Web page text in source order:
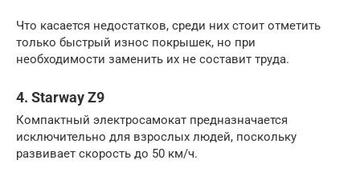
Что касается недостатков, среди них стоит отметить
только быстрый износ покрышек, но при
необходимости заменить их не составит труда.
4. Starway Z9
Компактный электросамокат предназначается
исключительно для взрослых людей, поскольку
развивает скорость до 50 км/ч.